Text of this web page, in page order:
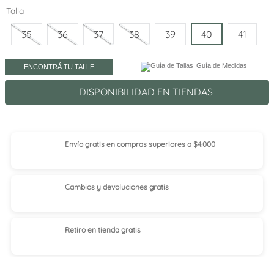
Talla
35 36 37 38 39 40 41
ENCONTRÁ TU TALLE Guía de Medidas
DISPONIBILIDAD EN TIENDAS
Envío gratis en compras superiores a $4.000
Cambios y devoluciones gratis
Retiro en tiendagratis